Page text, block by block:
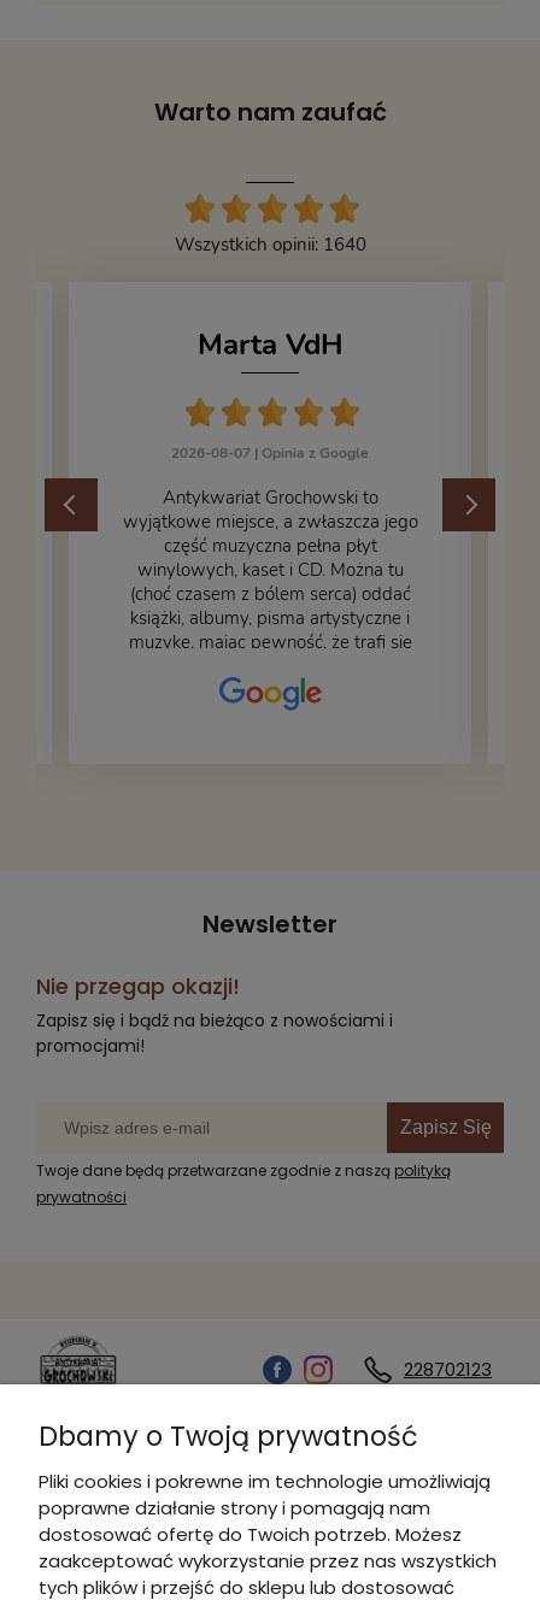
Stan obwoluty: 4
738992
Warto nam zaufać
Wszystkich opinii: 1640
Marta VdH
2026-08-07 | Opinia z Google
​Antykwariat Grochowski to
wyjątkowe miejsce, a zwłaszcza jego
część muzyczna pełna płyt
winylowych, kaset i CD. Można tu
(choć czasem z bólem serca) oddać
książki, albumy, pisma artystyczne i
muzykę, mając pewność, że trafi się
– nasze książki w trakcie
przepakowywania. Część oddaliśmy
Newsletter
Nie przegap okazji!
Zapisz się i bądź na bieżąco z nowościami i
promocjami!
Zapisz Się
Twoje dane będą przetwarzane zgodnie z naszą polityką
prywatności
228702123
Kontakt
Informacje
Dbamy o Twoją prywatność
Pliki cookies i pokrewne im technologie umożliwiają
poprawne działanie strony i pomagają nam
dostosować ofertę do Twoich potrzeb. Możesz
zaakceptować wykorzystanie przez nas wszystkich
tych plików i przejść do sklepu lub dostosować